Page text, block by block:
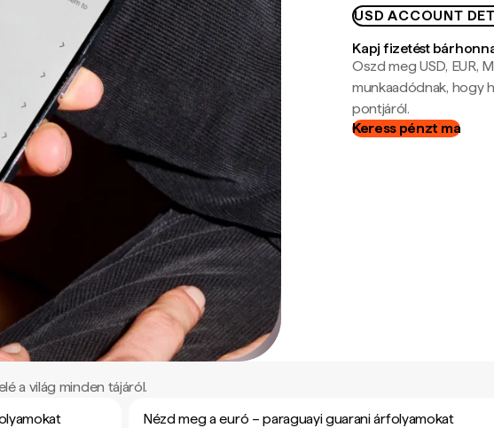
USD ACCOUNT
Kapj fizetést
Oszd meg USD, EUR,
munkaadódnak, hogy
pontjáról.
Keress pénzt ma
a világ minden tájáról.
Nézd meg a euró – paraguayi guarani árfolyamokat